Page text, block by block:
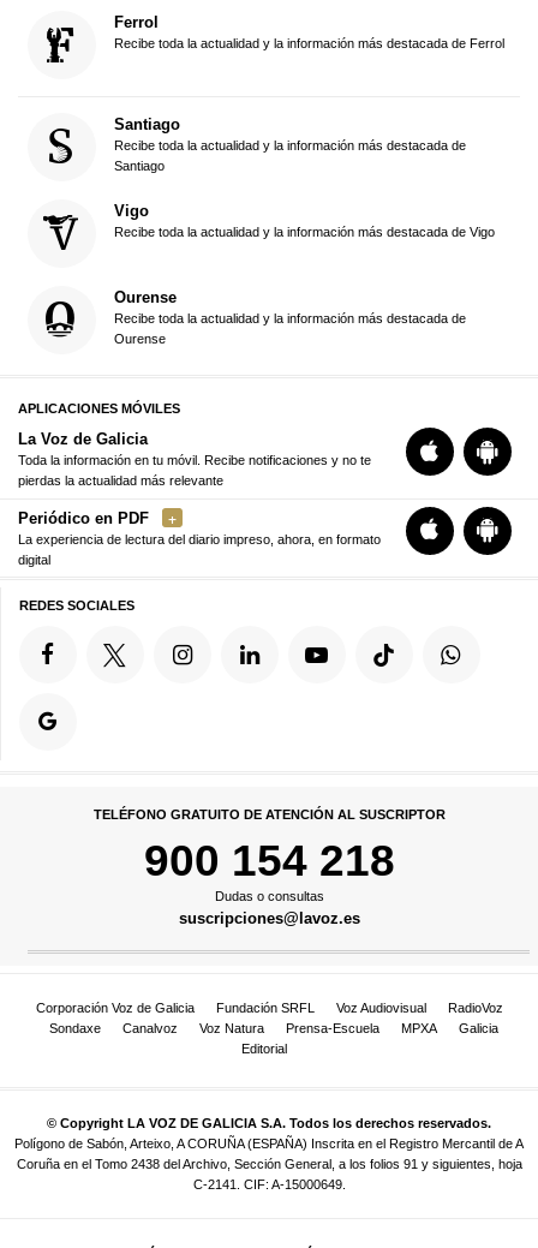
Ferrol
Recibe toda la actualidad y la información más destacada de Ferrol
Santiago
Recibe toda la actualidad y la información más destacada de
Santiago
Vigo
Recibe toda la actualidad y la información más destacada de Vigo
Ourense
Recibe toda la actualidad y la información más destacada de
Ourense
APLICACIONES MÓVILES
La Voz de Galicia
Toda la información en tu móvil. Recibe notificaciones y no te
pierdas la actualidad más relevante
Periódico en PDF
La experiencia de lectura del diario impreso, ahora, en formato
digital
REDES SOCIALES
TELÉFONO GRATUITO DE ATENCIÓN AL SUSCRIPTOR
900 154 218
Dudas o consultas
suscripciones@lavoz.es
Corporación Voz de Galicia Fundación SRFL Voz Audiovisual
RadioVoz
Sondaxe
Canalvoz Voz Natura Prensa-Escuela MPXA
Galicia
Editorial
© Copyright LA VOZ DE GALICIA S.A. Todos los derechos reservados.
Polígono de Sabón, Arteixo, A CORUÑA (ESPAÑA) Inscrita en el Registro Mercantil de A
Coruña en el Tomo 2438 del Archivo, Sección General, a los folios 91 y siguientes, hoja
C-2141. CIF: A-15000649.